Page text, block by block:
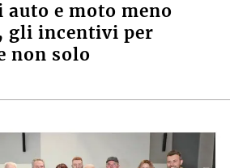
auto e moto meno
gli incentivi per
non solo